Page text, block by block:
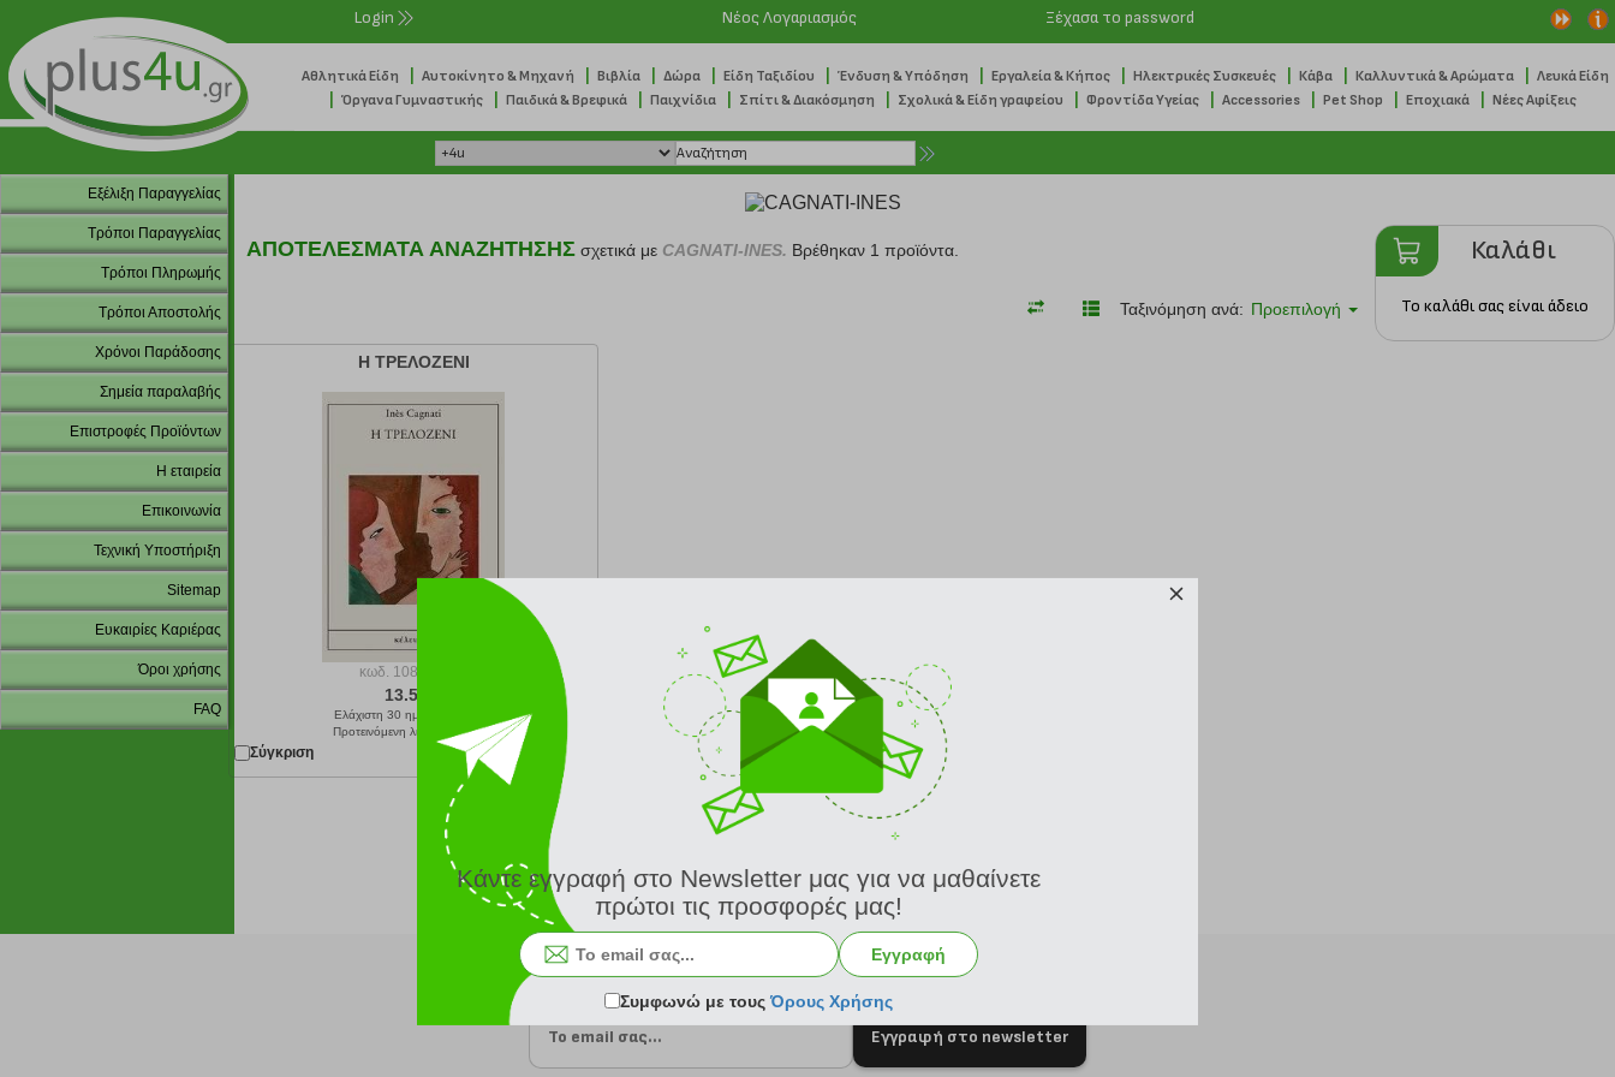
Login Νέος Λογαριασμός Ξέχασα το password
Αθλητικά Είδη Αυτοκίνητο & Μηχανή Βιβλία Δώρα Είδη Ταξιδίου Ένδυση & Υπόδηση Εργαλεία & Κήπος Ηλεκτρικές Συσκευές Κάβα Καλλυντικά & Αρώματα Λευκά Είδη
Όργανα Γυμναστικής Παιδικά & Βρεφικά Παιχνίδια Σπίτι & Διακόσμηση Σχολικά & Είδη γραφείου Φροντίδα Υγείας Accessories Pet Shop Εποχιακά Νέες Αφίξεις
Εξέλιξη Παραγγελίας
Τρόποι Παραγγελίας
Τρόποι Πληρωμής
Τρόποι Αποστολής
Χρόνοι Παράδοσης
Σημεία παραλαβής
Επιστροφές Προϊόντων
Η εταιρεία
Επικοινωνία
Τεχνική Υποστήριξη
Sitemap
Ευκαιρίες Καριέρας
Όροι χρήσης
FAQ
ΑΠΟΤΕΛΕΣΜΑΤΑ ΑΝΑΖΗΤΗΣΗΣ σχετικά με CAGNATI-INES. Βρέθηκαν 1 προϊόντα.
Ταξινόμηση ανά: Προεπιλογή
Η ΤΡΕΛΟΖΕΝΙ
κωδ. 108203494
13.50 €
Ελάχιστη 30 ημερών 15.00 €
Προτεινόμενη λιανική 15.00 €
Σύγκριση Παράδοση σε 4-6 μέρες
Καλάθι
Το καλάθι σας είναι άδειο
Εγγραφή στο newsletter
Κάντε εγγραφή στο Newsletter μας για να μαθαίνετε
πρώτοι τις προσφορές μας!
Εγγραφή
Συμφωνώ με τουςΌρους Χρήσης